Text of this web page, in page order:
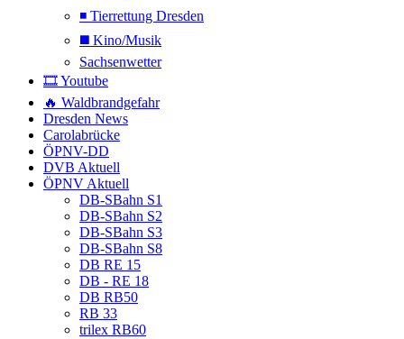
◾ Tierrettung Dresden
◼️ Kino/Musik
Sachsenwetter
🎞️ Youtube
🔥 Waldbrandgefahr
Dresden News
Carolabrücke
ÖPNV-DD
DVB Aktuell
ÖPNV Aktuell
DB-SBahn S1
DB-SBahn S2
DB-SBahn S3
DB-SBahn S8
DB RE 15
DB - RE 18
DB RB50
RB 33
trilex RB60